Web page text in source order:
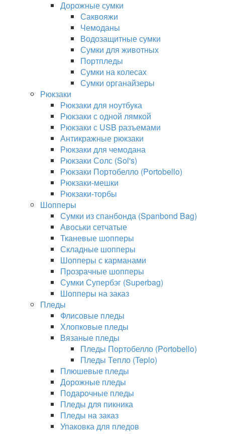
Дорожные сумки
Саквояжи
Чемоданы
Водозащитные сумки
Сумки для животных
Портпледы
Сумки на колесах
Сумки органайзеры
Рюкзаки
Рюкзаки для ноутбука
Рюкзаки с одной лямкой
Рюкзаки с USB разъемами
Антикражные рюкзаки
Рюкзаки для чемодана
Рюкзаки Солс (Sol's)
Рюкзаки Портобелло (Portobello)
Рюкзаки-мешки
Рюкзаки-торбы
Шопперы
Сумки из спанбонда (Spanbond Bag)
Авоськи сетчатые
Тканевые шопперы
Складные шопперы
Шопперы с карманами
Прозрачные шопперы
Сумки Супербэг (Superbag)
Шопперы на заказ
Пледы
Флисовые пледы
Хлопковые пледы
Вязаные пледы
Пледы Портобелло (Portobello)
Пледы Тепло (Teplo)
Плюшевые пледы
Дорожные пледы
Подарочные пледы
Пледы для пикника
Пледы на заказ
Упаковка для пледов